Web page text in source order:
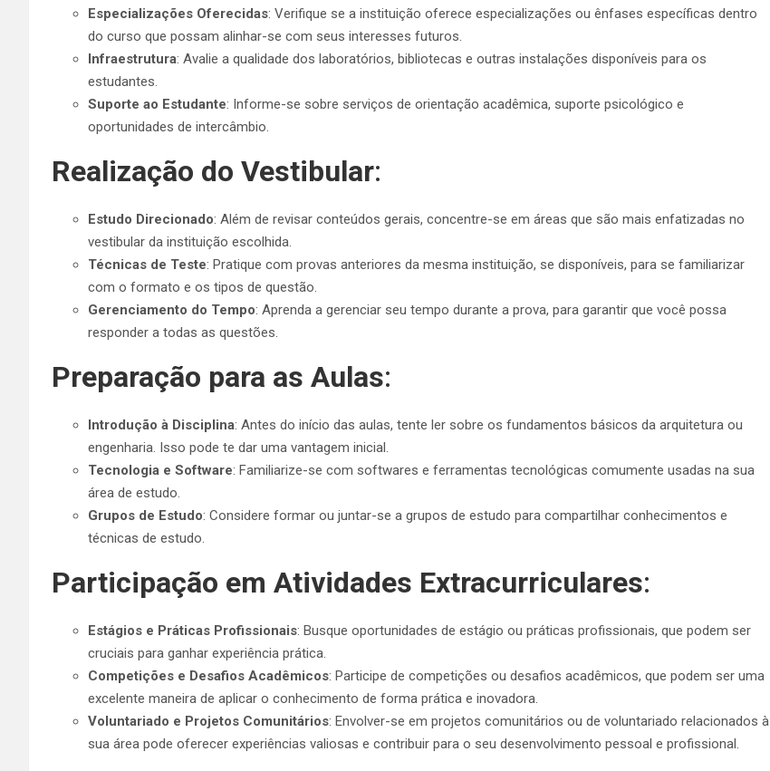
Especializações Oferecidas: Verifique se a instituição oferece especializações ou ênfases específicas dentro
do curso que possam alinhar-se com seus interesses futuros.
Infraestrutura: Avalie a qualidade dos laboratórios, bibliotecas e outras instalações disponíveis para os
estudantes.
Suporte ao Estudante: Informe-se sobre serviços de orientação acadêmica, suporte psicológico e
oportunidades de intercâmbio.
Realização do Vestibular:
Estudo Direcionado: Além de revisar conteúdos gerais, concentre-se em áreas que são mais enfatizadas no
vestibular da instituição escolhida.
Técnicas de Teste: Pratique com provas anteriores da mesma instituição, se disponíveis, para se familiarizar
com o formato e os tipos de questão.
Gerenciamento do Tempo: Aprenda a gerenciar seu tempo durante a prova, para garantir que você possa
responder a todas as questões.
Preparação para as Aulas:
Introdução à Disciplina: Antes do início das aulas, tente ler sobre os fundamentos básicos da arquitetura ou
engenharia. Isso pode te dar uma vantagem inicial.
Tecnologia e Software: Familiarize-se com softwares e ferramentas tecnológicas comumente usadas na sua
área de estudo.
Grupos de Estudo: Considere formar ou juntar-se a grupos de estudo para compartilhar conhecimentos e
técnicas de estudo.
Participação em Atividades Extracurriculares:
Estágios e Práticas Profissionais: Busque oportunidades de estágio ou práticas profissionais, que podem ser
cruciais para ganhar experiência prática.
Competições e Desafios Acadêmicos: Participe de competições ou desafios acadêmicos, que podem ser uma
excelente maneira de aplicar o conhecimento de forma prática e inovadora.
Voluntariado e Projetos Comunitários: Envolver-se em projetos comunitários ou de voluntariado relacionados à
sua área pode oferecer experiências valiosas e contribuir para o seu desenvolvimento pessoal e profissional.